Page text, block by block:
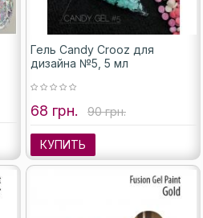
Гель Candy Crooz для
дизайна №5, 5 мл
68 грн. 90 грн.
КУПИТЬ